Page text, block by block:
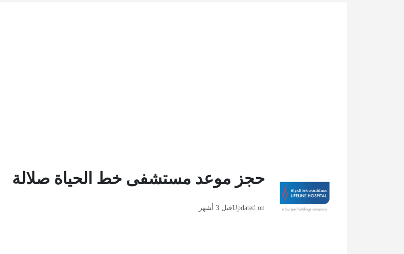
حجز موعد مستشفى خط الحياة صلالة
Updated onقبل 3 أشهر